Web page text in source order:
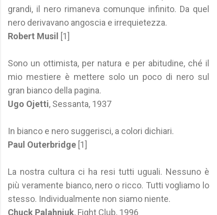
grandi, il nero rimaneva comunque infinito. Da quel
nero derivavano angoscia e irrequietezza.
Robert Musil
[1]
Sono un ottimista, per natura e per abitudine, ché il
mio mestiere è mettere solo un poco di nero sul
gran bianco della pagina.
Ugo Ojetti, Sessanta, 1937
In bianco e nero suggerisci, a colori dichiari.
Paul Outerbridge [1]
La nostra cultura ci ha resi tutti uguali. Nessuno è
più veramente bianco, nero o ricco. Tutti vogliamo lo
stesso. Individualmente non siamo niente.
Chuck Palahniuk, Fight Club, 1996